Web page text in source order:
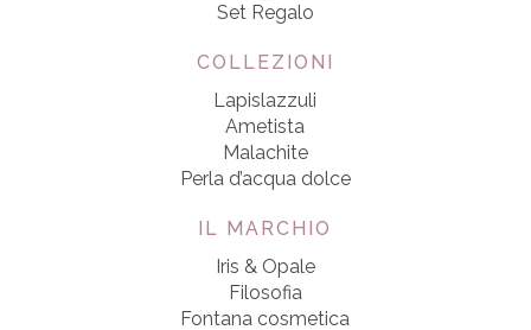
Set Regalo
COLLEZIONI
Lapislazzuli
Ametista
Malachite
Perla d’acqua dolce
IL MARCHIO
Iris & Opale
Filosofia
Fontana cosmetica